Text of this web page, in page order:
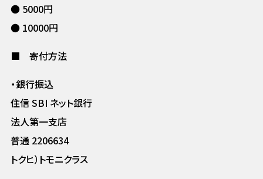
● 5000円
● 10000円
■ 寄付方法
・銀行振込
住信 SBI ネット銀行
法人第一支店
普通 2206634
トクヒ）トモニクラス